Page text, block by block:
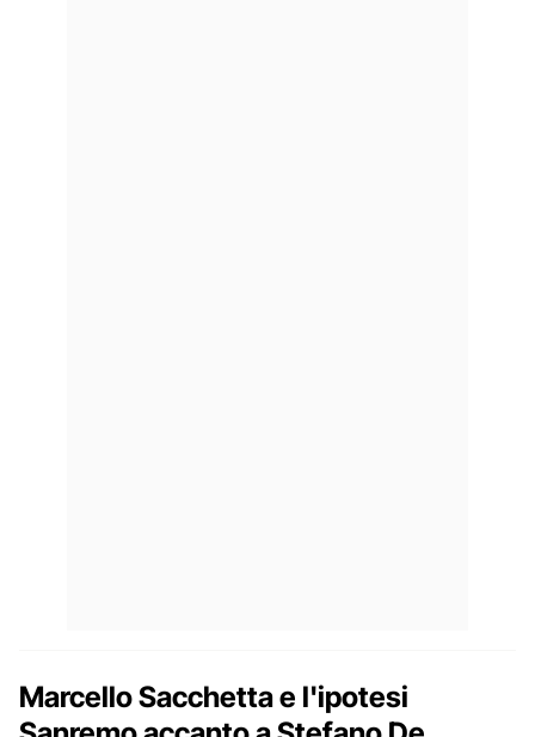
Marcello Sacchetta e l'ipotesi